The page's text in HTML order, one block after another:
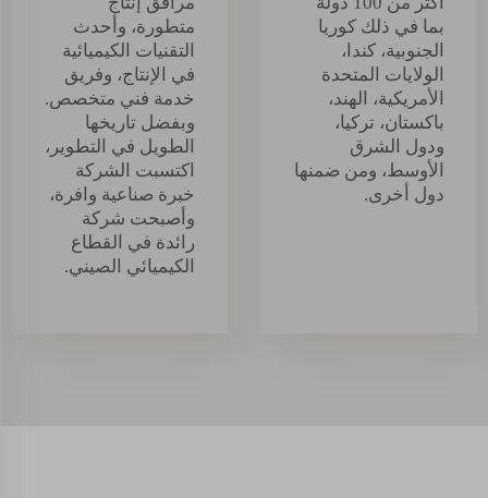
بما في ذلك كوريا
الجنوبية، كندا،
الولايات المتحدة
الأمريكية، الهند،
باكستان، تركيا،
ودول الشرق
الأوسط، ومن ضمنها
دول أخرى.
متطورة، وأحدث
التقنيات الكيميائية
في الإنتاج، وفريق
خدمة فني متخصص.
وبفضل تاريخها
الطويل في التطوير،
اكتسبت الشركة
خبرة صناعية وافرة،
وأصبحت شركة
رائدة في القطاع
الكيميائي الصيني.